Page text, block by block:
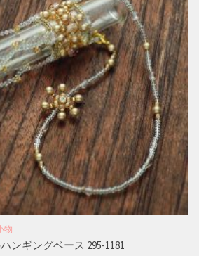
物
ンギングベース 295-1181